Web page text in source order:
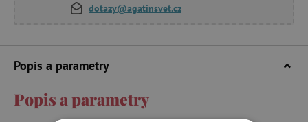
dotazy@agatinsvet.cz
Popis a parametry
Popis a parametry